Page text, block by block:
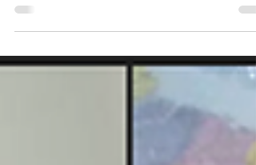
20 de jul. de 2023 2 min de leitura
2º Plano de Ações do Plano de
Paranapanema se encerra este ano